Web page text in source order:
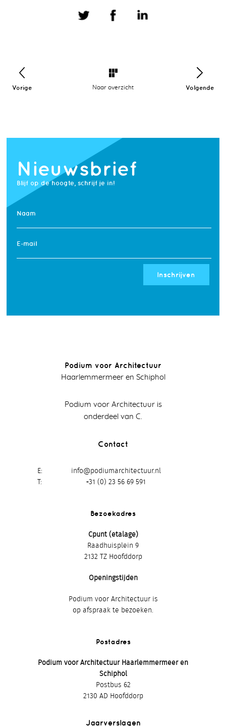
Vorige Naar overzicht Volgende
Nieuwsbrief
Blijf op de hoogte, schrijf je in!
Naam
E-mail
Inschrijven
Podium voor Architectuur
Haarlemmermeer en Schiphol
Podium voor Architectuur is
onderdeel van C.
Contact
E
info@podiumarchitectuur.nl
+31 (0) 23 56 69 591
Bezoekadres
Cpunt (etalage)
Raadhuisplein 9
2132 TZ Hoofddorp
Openingstijden
Podium voor Architectuur is
op afspraak te bezoeken.
Postadres
Podium voor Architectuur Haarlemmermeer en
Schiphol
Postbus 62
2130 AD Hoofddorp
Jaarverslagen